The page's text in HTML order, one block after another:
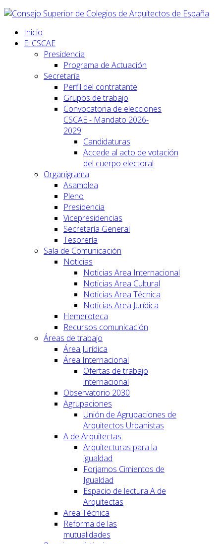
Inicio
El CSCAE
Presidencia
Programa de Actuación
Secretaría
Perfil del contratante
Grupos de trabajo
Convocatoria de elecciones
CSCAE - Mandato 2026-
2029
Candidaturas
Accede al acto de votación
del cuerpo electoral
Organigrama
Asamblea
Pleno
Presidencia
Vicepresidencias
Secretaría General
Tesorería
Sala de Comunicación
Noticias
Noticias Area Internacional
Noticias Area Cultural
Noticias Area Técnica
Noticias Area Jurídica
Hemeroteca
Recursos comunicación
Áreas de trabajo
Área Jurídica
Área Internacional
Ofertas de trabajo
internacional
Observatorio 2030
Agrupaciones
Unión de Agrupaciones de
Arquitectos Urbanistas
A de Arquitectas
Arquitecturas para la
igualdad
Forjamos Cimientos de
Igualdad
Espacio de lectura A de
Arquitectas
Area Técnica
Reforma de las
mutualidades